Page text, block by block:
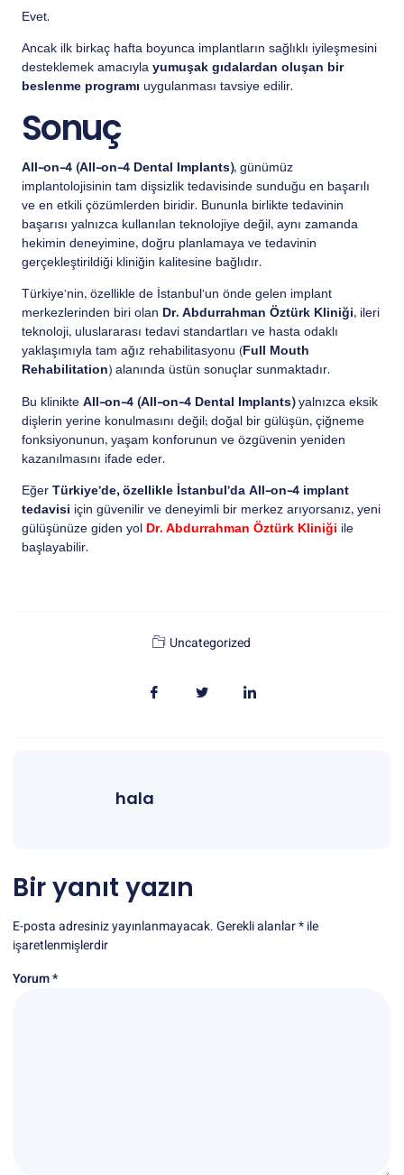
Evet.
Ancak ilk birkaç hafta boyunca implantların sağlıklı iyileşmesini
desteklemek amacıylayumuşak gıdalardan oluşan bir
beslenme programı uygulanması tavsiye edilir.
Sonuç
All-on-4 (All-on-4 Dental Implants), günümüz
implantolojisinin tam dişsizlik tedavisinde sunduğu en başarılı
ve en etkili çözümlerden biridir. Bununla birlikte tedavinin
başarısı yalnızca kullanılan teknolojiye değil, aynı zamanda
hekimin deneyimine, doğru planlamaya ve tedavinin
gerçekleştirildiği kliniğin kalitesine bağlıdır.
Türkiye’nin, özellikle de İstanbul’un önde gelen implant
merkezlerinden biri olan Dr. Abdurrahman Öztürk Kliniği, ileri
teknoloji, uluslararası tedavi standartları ve hasta odaklı
yaklaşımıyla tam ağız rehabilitasyonu (Full Mouth
Rehabilitation) alanında üstün sonuçlar sunmaktadır.
Bu klinikteAll-on-4 (All-on-4 Dental Implants)yalnızca eksik
dişlerin yerine konulmasını değil; doğal bir gülüşün, çiğneme
fonksiyonunun, yaşam konforunun ve özgüvenin yeniden
kazanılmasını ifade eder.
EğerTürkiye’de, özellikle İstanbul’da All-on-4 implant
tedavisi için güvenilir ve deneyimli bir merkez arıyorsanız, yeni
gülüşünüze giden yol Dr. Abdurrahman Öztürk Kliniği ile
başlayabilir.
Uncategorized
hala
Bir yanıt yazın
E-posta adresiniz yayınlanmayacak.Gerekli alanlar*ile
işaretlenmişlerdir
Yorum*